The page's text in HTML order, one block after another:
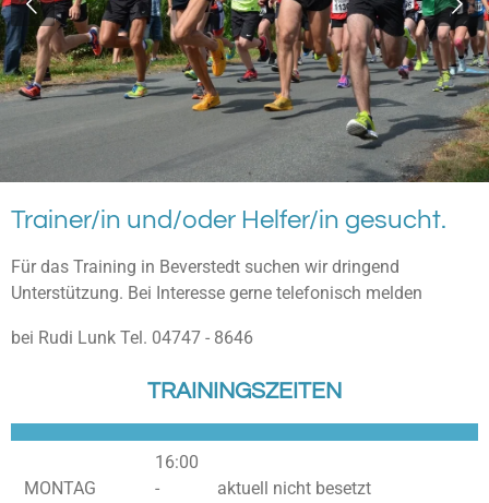
Trainer/in und/oder Helfer/in gesucht.
Für das Training in Beverstedt suchen wir dringend
Unterstützung. Bei Interesse gerne telefonisch melden
bei Rudi Lunk Tel. 04747 - 8646
TRAININGSZEITEN
MONTAG
16:00
-
aktuell nicht besetzt